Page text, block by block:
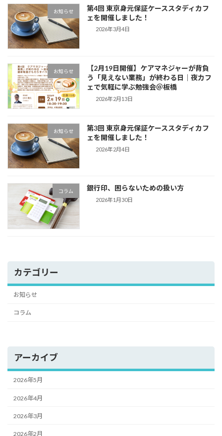
お知らせ
第4回 東京身元保証ケーススタディカフ
ェを開催しました！
2026年3月4日
お知らせ
【2月19日開催】ケアマネジャーが背負
う「見えない業務」が終わる日｜夜カフ
ェで気軽に学ぶ勉強会＠板橋
2026年2月13日
お知らせ
第3回 東京身元保証ケーススタディカフ
ェを開催しました！
2026年2月4日
コラム 銀行印、困らないための扱い方
2026年1月30日
カテゴリー
お知らせ
コラム
アーカイブ
2026年5月
2026年4月
2026年3月
2026年2月